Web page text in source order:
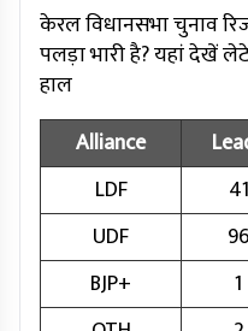
केरल विधानसभा चुनाव
पलड़ा भारी है? यहां देखें
हाल
Alliance
LDF
41
UDF
96
BJP+
1